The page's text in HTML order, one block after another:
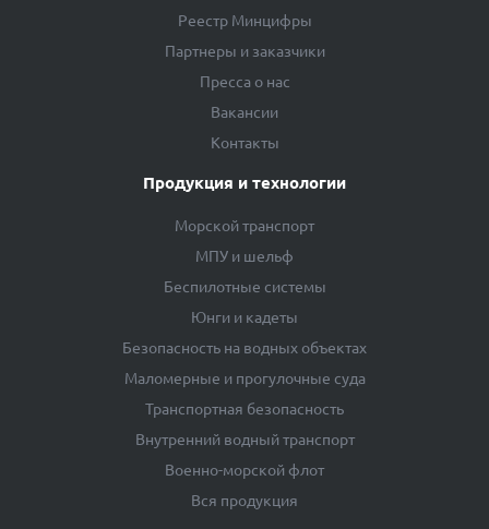
Реестр Минцифры
Партнеры и заказчики
Пресса о нас
Вакансии
Контакты
Продукция и технологии
Морской транспорт
МПУ и шельф
Беспилотные системы
Юнги и кадеты
Безопасность на водных объектах
Маломерные и прогулочные суда
Транспортная безопасность
Внутренний водный транспорт
Военно-морской флот
Вся продукция